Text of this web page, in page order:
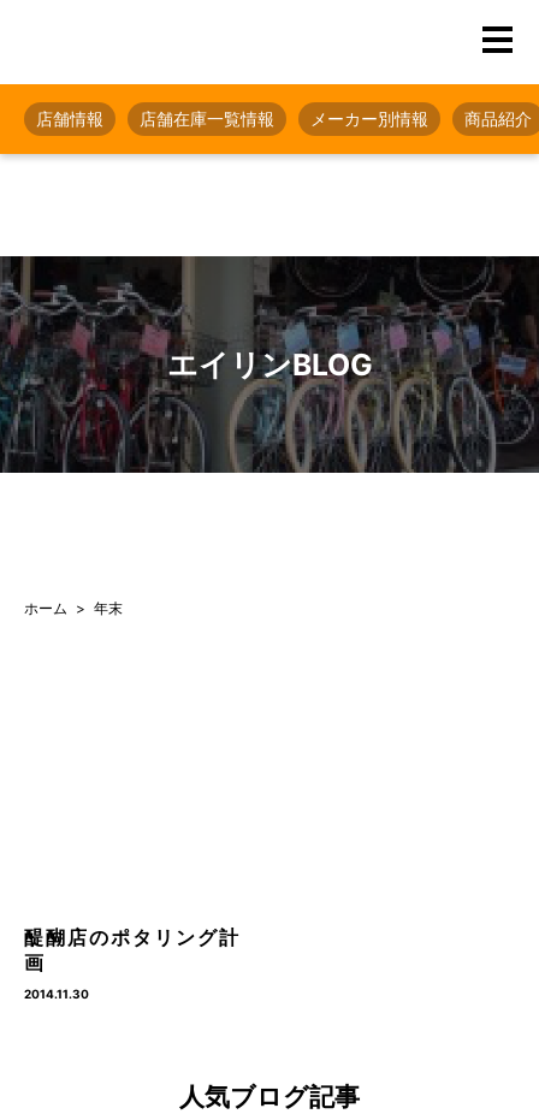
店舗情報 店舗在庫一覧情報 メーカー別情報 商品紹介
エイリンBLOG
ホーム 年末
醍醐店のポタリング計
画
2014.11.30
人気ブログ記事